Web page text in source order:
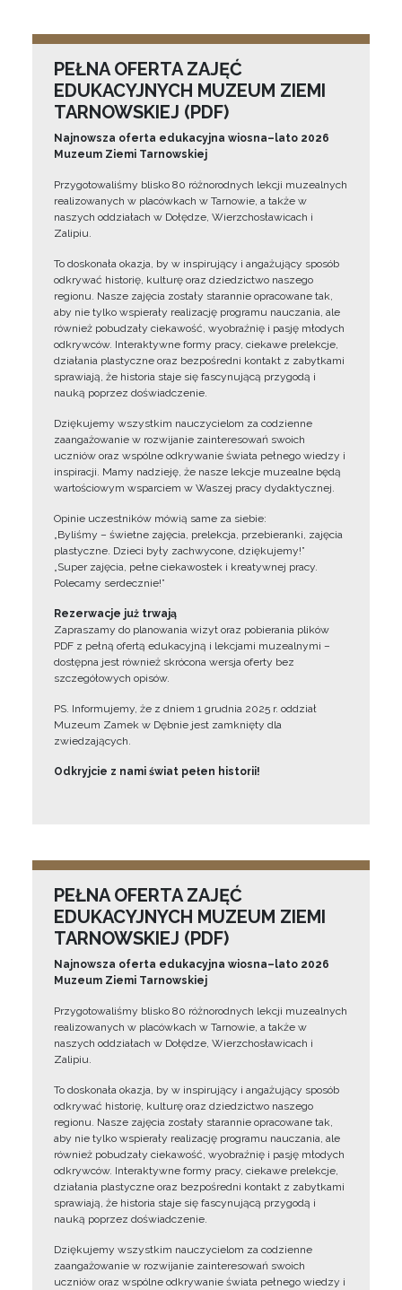
PEŁNA OFERTA ZAJĘĆ
EDUKACYJNYCH MUZEUM ZIEMI
TARNOWSKIEJ (PDF)
Najnowsza oferta edukacyjna wiosna–lato 2026
Muzeum Ziemi Tarnowskiej
Przygotowaliśmy blisko 80 różnorodnych lekcji muzealnych
realizowanych w placówkach w Tarnowie, a także w
naszych oddziałach w Dołędze, Wierzchosławicach i
Zalipiu.
To doskonała okazja, by w inspirujący i angażujący sposób
odkrywać historię, kulturę oraz dziedzictwo naszego
regionu. Nasze zajęcia zostały starannie opracowane tak,
aby nie tylko wspierały realizację programu nauczania, ale
również pobudzały ciekawość, wyobraźnię i pasję młodych
odkrywców. Interaktywne formy pracy, ciekawe prelekcje,
działania plastyczne oraz bezpośredni kontakt z zabytkami
sprawiają, że historia staje się fascynującą przygodą i
nauką poprzez doświadczenie.
Dziękujemy wszystkim nauczycielom za codzienne
zaangażowanie w rozwijanie zainteresowań swoich
uczniów oraz wspólne odkrywanie świata pełnego wiedzy i
inspiracji. Mamy nadzieję, że nasze lekcje muzealne będą
wartościowym wsparciem w Waszej pracy dydaktycznej.
Opinie uczestników mówią same za siebie:
„Byliśmy – świetne zajęcia, prelekcja, przebieranki, zajęcia
plastyczne. Dzieci były zachwycone, dziękujemy!”
„Super zajęcia, pełne ciekawostek i kreatywnej pracy.
Polecamy serdecznie!”
Rezerwacje już trwają
Zapraszamy do planowania wizyt oraz pobierania plików
PDF z pełną ofertą edukacyjną i lekcjami muzealnymi –
dostępna jest również skrócona wersja oferty bez
szczegółowych opisów.
PS. Informujemy, że z dniem 1 grudnia 2025 r. oddział
Muzeum Zamek w Dębnie jest zamknięty dla
zwiedzających.
Odkryjcie z nami świat pełen historii!
PEŁNA OFERTA ZAJĘĆ
EDUKACYJNYCH MUZEUM ZIEMI
TARNOWSKIEJ (PDF)
Najnowsza oferta edukacyjna wiosna–lato 2026
Muzeum Ziemi Tarnowskiej
Przygotowaliśmy blisko 80 różnorodnych lekcji muzealnych
realizowanych w placówkach w Tarnowie, a także w
naszych oddziałach w Dołędze, Wierzchosławicach i
Zalipiu.
To doskonała okazja, by w inspirujący i angażujący sposób
odkrywać historię, kulturę oraz dziedzictwo naszego
regionu. Nasze zajęcia zostały starannie opracowane tak,
aby nie tylko wspierały realizację programu nauczania, ale
również pobudzały ciekawość, wyobraźnię i pasję młodych
odkrywców. Interaktywne formy pracy, ciekawe prelekcje,
działania plastyczne oraz bezpośredni kontakt z zabytkami
sprawiają, że historia staje się fascynującą przygodą i
nauką poprzez doświadczenie.
Dziękujemy wszystkim nauczycielom za codzienne
zaangażowanie w rozwijanie zainteresowań swoich
uczniów oraz wspólne odkrywanie świata pełnego wiedzy i